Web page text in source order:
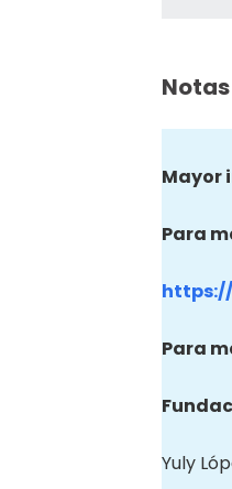
Mayor
Para
Para
Yuly